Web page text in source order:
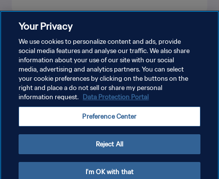
POLÍTICA DE PRIVACIDADE
ADMINISTRAR AS PREFERÊNCIAS DE COOKIES
Copyright © 1994-2026 FIFA. Todos os direitos reservados.
Your Privacy
We use cookies to personalize content and ads, provide
social media features and analyse our traffic. We also share
information about your use of our site with our social
media, advertising and analytics partners. You can select
your cookie preferences by clicking on the buttons on the
right and place a do not sell or share my personal
information request. Data Protection Portal
Preference Center
Reject All
I'm OK with that